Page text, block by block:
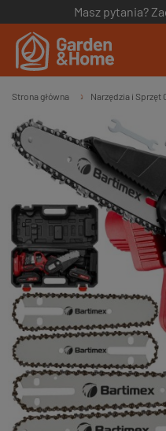
Masz pytania?
Strona główna » Narzędzia i Sprzęt